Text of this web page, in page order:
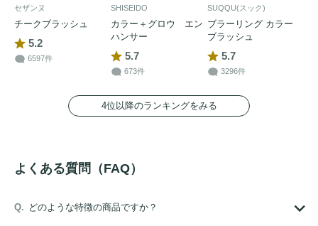
セザンヌ
チークブラッシュ
5.2
6597件
SHISEIDO
カラー＋グロウ エン
ハンサー
5.7
673件
SUQQU(スック)
ブラーリング カラー
ブラッシュ
5.7
3296件
4位以降のランキングをみる
よくある質問（FAQ）
どのような特徴の商品ですか？